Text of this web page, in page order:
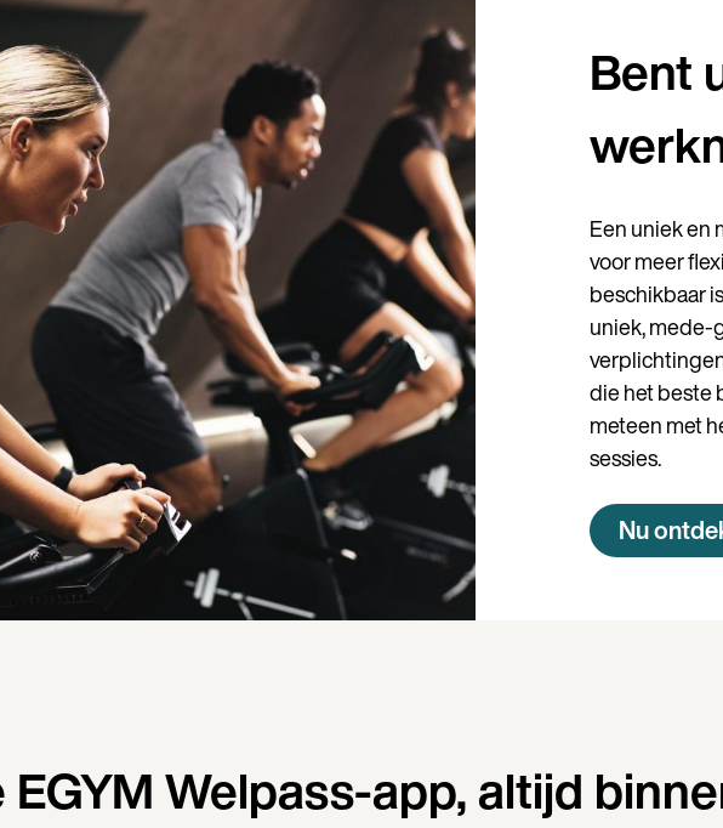
Bent
Een uniek
voor meer
beschikbaar
uniek, mede-
die het beste
meteen met
sessies.
Nu
EGYM Welpass-app, altijd